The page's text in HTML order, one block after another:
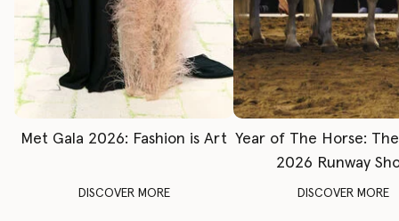
Met Gala 2026: Fashion is Art
DISCOVER MORE
Year of The Horse:
2026 Runway
DISCOVER MORE